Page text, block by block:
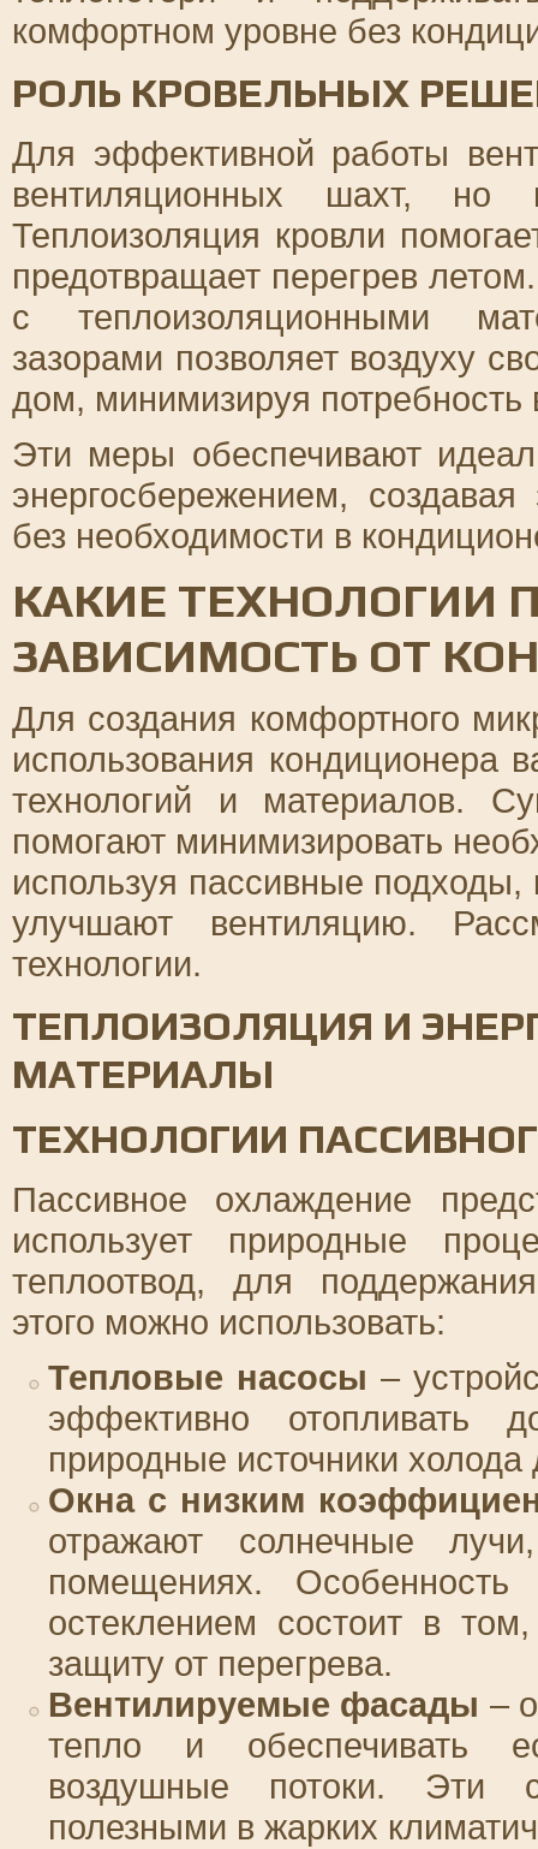
комфортном уровне без
РОЛЬ КРОВЕЛЬНЫХ
Для эффективной работы
вентиляционных шахт,
Теплоизоляция кровли
предотвращает перегрев
с теплоизоляционными
зазорами позволяет воздуху
дом, минимизируя
Эти меры обеспечивают
энергосбережением,
без необходимости в
КАКИЕ
ЗАВИСИМОСТЬ ОТ
Для создания комфортного
использования кондиционера
технологий и материалов.
помогают минимизировать
используя пассивные
улучшают вентиляцию.
технологии.
ТЕПЛОИЗОЛЯЦИЯ И
МАТЕРИАЛЫ
ТЕХНОЛОГИИ
Пассивное охлаждение
использует природные
теплоотвод, для
этого можно использовать:
Тепловые насосы –
эффективно отопливать
природные источники
Окна с низким
отражают солнечные
помещениях.
остеклением состоит в
защиту от перегрева.
Вентилируемые фасады –
тепло и обеспечивать
воздушные потоки. Эти
полезными в жарких